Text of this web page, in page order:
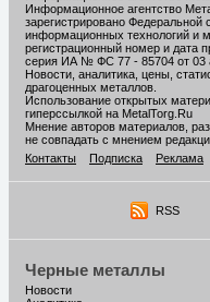
Информационное агентство
зарегистрировано Федеральной
информационных технологий и
регистрационный номер и дата
серия ИА № ФС 77 - 85704 от 03
Новости, аналитика, цены,
драгоценных металлов.
Использование открытых
гиперссылкой на MetalTorg.Ru
Мнение авторов материалов,
не совпадать с мнением
Контакты
Подписка Реклама
RSS
Черные металлы
Новости